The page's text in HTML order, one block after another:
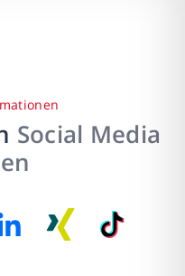
Social Media